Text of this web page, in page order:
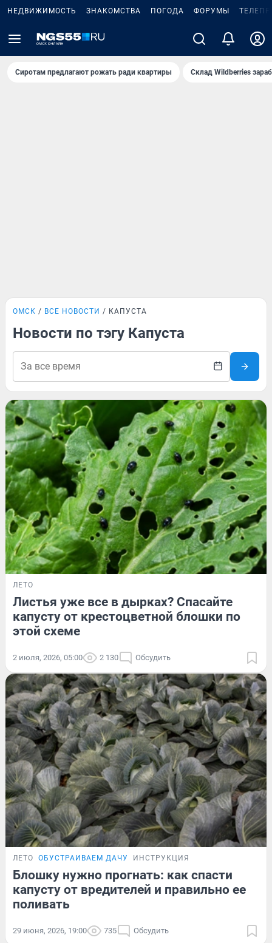
НЕДВИЖИМОСТЬ ЗНАКОМСТВА ПОГОДА ФОРУМЫ
Сиротам предлагают рожать ради квартиры Склад Wildberries
ОМСК ВСЕ НОВОСТИ КАПУСТА
Новости по тэгу Капуста
ЛЕТО
Листья уже все в дырках? Спасайте
капусту от крестоцветной блошки по
этой схеме
2 июля, 2026, 05:00 2 130 Обсудить
ЛЕТО ОБУСТРАИВАЕМ ДАЧУ ИНСТРУКЦИЯ
Блошку нужно прогнать: как спасти
капусту от вредителей и правильно ее
поливать
29 июня, 2026, 19:00 735 Обсудить